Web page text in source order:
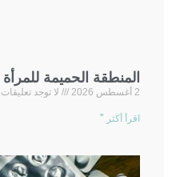
المنطقة الحميمة للمرأة
2 أغسطس 2026 لا توجد تعليقات
اقرأ أكثر "